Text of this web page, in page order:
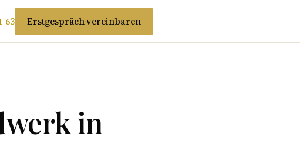
63 Erstgespräch vereinbaren
in